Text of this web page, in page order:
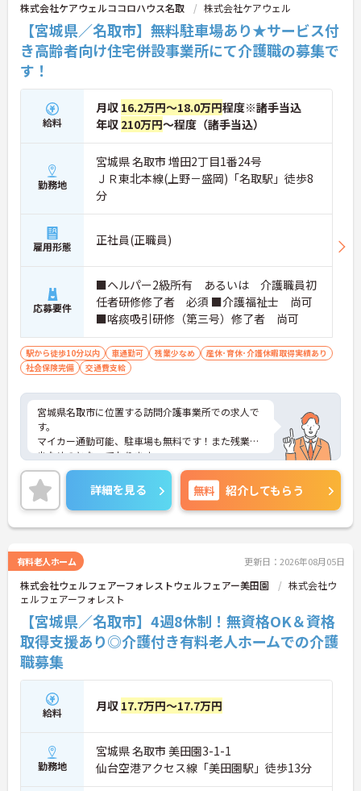
株式会社ケアウェルココロハウス名取 株式会社ケアウェル
【宮城県／名取市】無料駐車場あり★サービス付
き高齢者向け住宅併設事業所にて介護職の募集で
す！
給料
月収 16.2万円～18.0万円程度※諸手当込
年収 210万円～程度（諸手当込）
勤務地
宮城県 名取市 増田2丁目1番24号
ＪＲ東北本線(上野－盛岡)「名取駅」徒歩8
分
雇用形態 正社員(正職員)
応募要件
■ヘルパー2級所有 あるいは 介護職員初
任者研修修了者 必須 ■介護福祉士 尚可
■喀痰吸引研修（第三号）修了者 尚可
駅から徒歩10分以内 車通勤可 残業少なめ
産休･育休･介護休暇取得実績あり
社会保険完備
交通費支給
宮城県名取市に位置する訪問介護事業所での求人で
す。
マイカー通勤可能、駐車場も無料です！また残業が
少なめのとなっております。
ご興味のある方はお気軽にお問い合わせ下さい。
詳細を見る 無料 紹介してもらう
有料老人ホーム 更新日：2026年08月05日
株式会社ウェルフェアーフォレストウェルフェアー美田園
株式会社ウ
ェルフェアーフォレスト
【宮城県／名取市】4週8休制！無資格OK＆資格
取得支援あり◎介護付き有料老人ホームでの介護
職募集
給料 月収 17.7万円～17.7万円
勤務地
宮城県 名取市 美田園3-1-1
仙台空港アクセス線「美田園駅」徒歩13分